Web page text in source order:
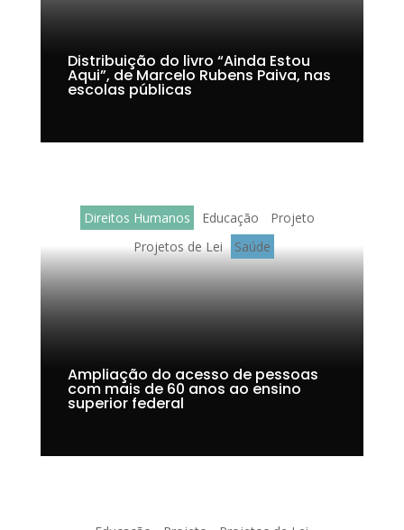
Distribuição do livro “Ainda Estou
Aqui”, de Marcelo Rubens Paiva, nas
escolas públicas
Direitos Humanos Educação
Projeto
Projetos de Lei
Saúde
Ampliação do acesso de pessoas
com mais de 60 anos ao ensino
superior federal